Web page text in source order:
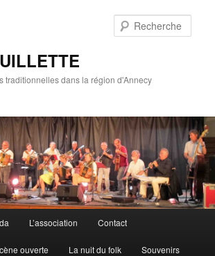
traditionnelles dans la région d'Annecy
principal
secondaireL’association Contact
ouverte La nuit du folk Souvenirs